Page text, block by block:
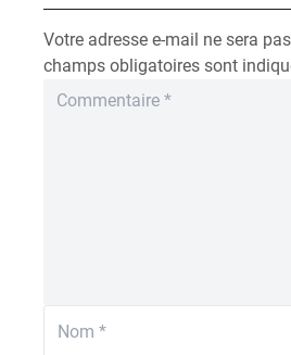
Votre adresse e-mail ne sera
champs obligatoires sont